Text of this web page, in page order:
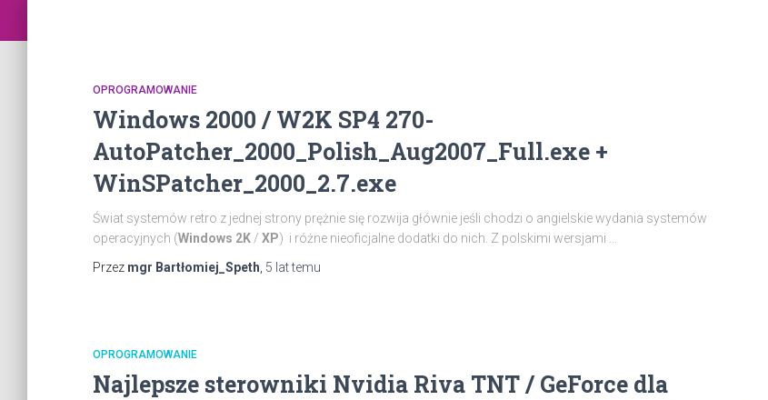
OPROGRAMOWANIE
Windows 2000 / W2K SP4 270-
AutoPatcher_2000_Polish_Aug2007_Full.exe +
WinSPatcher_2000_2.7.exe
Świat systemów retro z jednej strony prężnie się rozwija głównie jeśli chodzi o angielskie wydania systemów
operacyjnych (Windows 2K / XP) i różne nieoficjalne dodatki do nich. Z polskimi wersjami …
Przez mgr Bartłomiej_Speth 5 lattemu
OPROGRAMOWANIE
Najlepsze sterowniki Nvidia Riva TNT / GeForce dla